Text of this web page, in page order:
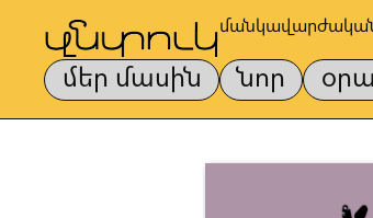
մանկավարժական
մեր մասին նոր